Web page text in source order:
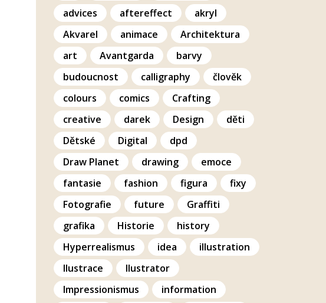
advices
aftereffect
akryl
Akvarel
animace
Architektura
art
Avantgarda
barvy
budoucnost
calligraphy
člověk
colours
comics
Crafting
creative
darek Design
děti
Dětské
Digital
dpd
Draw Planet
drawing
emoce
fantasie
fashion figura
fixy
Fotografie
future
Graffiti
grafika
Historie
history
Hyperrealismus
idea
illustration
Ilustrace
Ilustrator
Impressionismus
information